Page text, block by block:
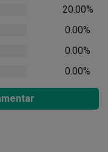
20.00%
0.00%
0.00%
0.00%